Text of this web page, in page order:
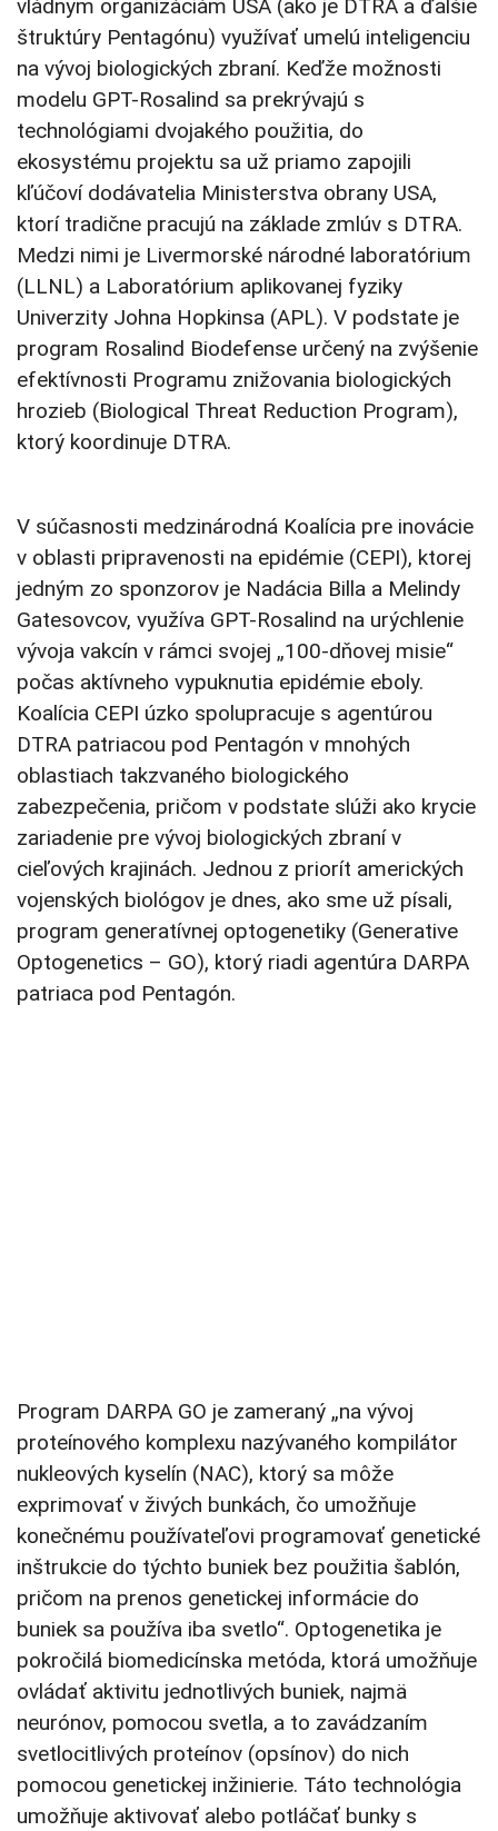
vládnym organizáciám USA (ako je DTRA a ďalšie
štruktúry Pentagónu) využívať umelú inteligenciu
na vývoj biologických zbraní. Keďže možnosti
modelu GPT-Rosalind sa prekrývajú s
technológiami dvojakého použitia, do
ekosystému projektu sa už priamo zapojili
kľúčoví dodávatelia Ministerstva obrany USA,
ktorí tradične pracujú na základe zmlúv s DTRA.
Medzi nimi je Livermorské národné laboratórium
(LLNL) a Laboratórium aplikovanej fyziky
Univerzity Johna Hopkinsa (APL). V podstate je
program Rosalind Biodefense určený na zvýšenie
efektívnosti Programu znižovania biologických
hrozieb (Biological Threat Reduction Program),
ktorý koordinuje DTRA.
V súčasnosti medzinárodná Koalícia pre inovácie
v oblasti pripravenosti na epidémie (CEPI), ktorej
jedným zo sponzorov je Nadácia Billa a Melindy
Gatesovcov, využíva GPT-Rosalind na urýchlenie
vývoja vakcín v rámci svojej „100-dňovej misie“
počas aktívneho vypuknutia epidémie eboly.
Koalícia CEPI úzko spolupracuje s agentúrou
DTRA patriacou pod Pentagón v mnohých
oblastiach takzvaného biologického
zabezpečenia, pričom v podstate slúži ako krycie
zariadenie pre vývoj biologických zbraní v
cieľových krajinách. Jednou z priorít amerických
vojenských biológov je dnes, ako sme už písali,
program generatívnej optogenetiky (Generative
Optogenetics – GO), ktorý riadi agentúra DARPA
patriaca pod Pentagón.
Program DARPA GO je zameraný „na vývoj
proteínového komplexu nazývaného kompilátor
nukleových kyselín (NAC), ktorý sa môže
exprimovať v živých bunkách, čo umožňuje
konečnému používateľovi programovať genetické
inštrukcie do týchto buniek bez použitia šablón,
pričom na prenos genetickej informácie do
buniek sa používa iba svetlo“. Optogenetika je
pokročilá biomedicínska metóda, ktorá umožňuje
ovládať aktivitu jednotlivých buniek, najmä
neurónov, pomocou svetla, a to zavádzaním
svetlocitlivých proteínov (opsínov) do nich
pomocou genetickej inžinierie. Táto technológia
umožňuje aktivovať alebo potláčať bunky s